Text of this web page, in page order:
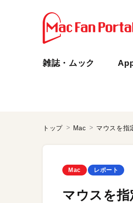
雑誌・ムック
トップ Mac
Mac レポート
マウスを